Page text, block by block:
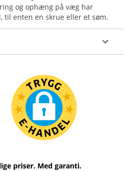
og ophæng på væg har
priser. Med garanti.